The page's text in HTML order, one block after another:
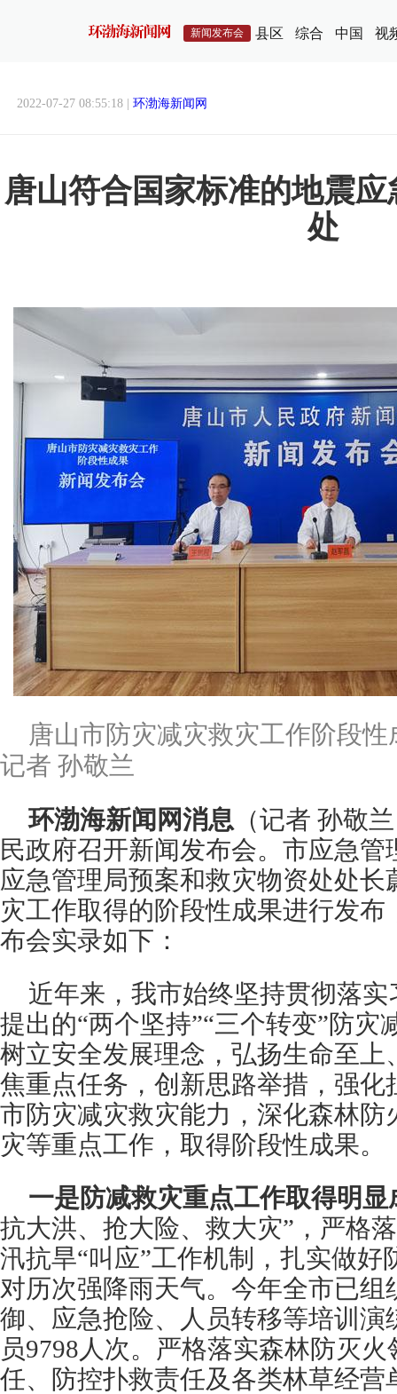
新闻发布会 县区 综合 中国 视
2022-07-27 08:55:18 | 环渤海新闻网
唐山符合国家标准的地震
处
唐山市防灾减灾救灾工作阶段性
记者 孙敬兰
环渤海新闻网消息 （记者 孙敬
民政府召开新闻发布会。市应急
应急管理局预案和救灾物资处处长
灾工作取得的阶段性成果进行发
布会实录如下：
近年来，我市始终坚持贯彻落
提出的“两个坚持”“三个转变”防灾
树立安全发展理念，弘扬生命至上
焦重点任务，创新思路举措，强化
市防灾减灾救灾能力，深化森林防
灾等重点工作，取得阶段性成果。
一是防减救灾重点工作取得明显
抗大洪、抢大险、救大灾”，严格
汛抗旱“叫应”工作机制，扎实做好
对历次强降雨天气。今年全市已
御、应急抢险、人员转移等培训演
员9798人次。严格落实森林防灭
任、防控扑救责任及各类林草经营